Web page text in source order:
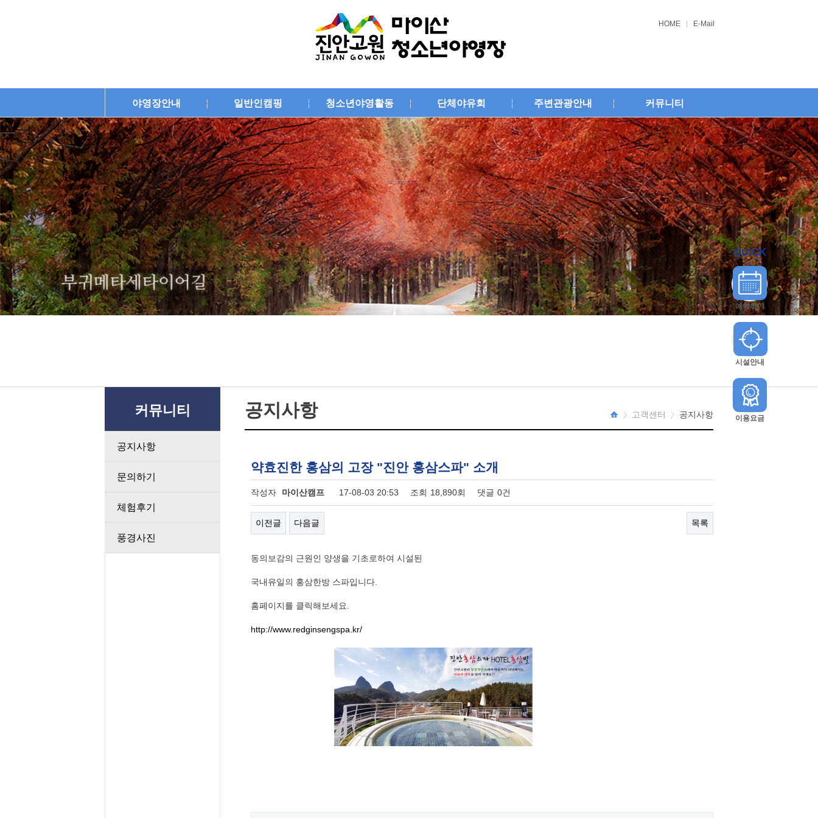
HOME E-Mail
야영장안내 일반인캠핑 청소년야영활동 단체야유회 주변관광안내 커뮤니티
커뮤니티
공지사항
문의하기
체험후기
풍경사진
공지사항 고객센터 공지사항
약효진한 홍삼의 고장 "진안 홍삼스파" 소개
작성자 마이산캠프 17-08-03 20:53 조회 18,890회 댓글 0건
이전글 다음글 목록
동의보감의 근원인 양생을 기초로하여 시설된
국내유일의 홍삼한방 스파입니다.
홈페이지를 클릭해보세요.
http://www.redginsengspa.kr/
QUICK
예약하기
시설안내
이용요금